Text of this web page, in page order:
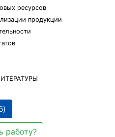
ресурсов
продукции
работу?